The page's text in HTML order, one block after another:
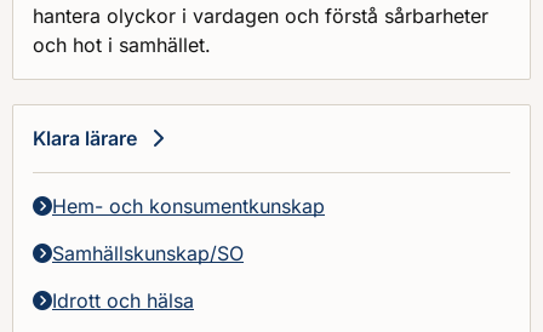
hantera olyckor i vardagen och förstå sårbarheter
och hot i samhället.
Klara lärare
Hem- och konsumentkunskap
Samhällskunskap/SO
Idrott och hälsa